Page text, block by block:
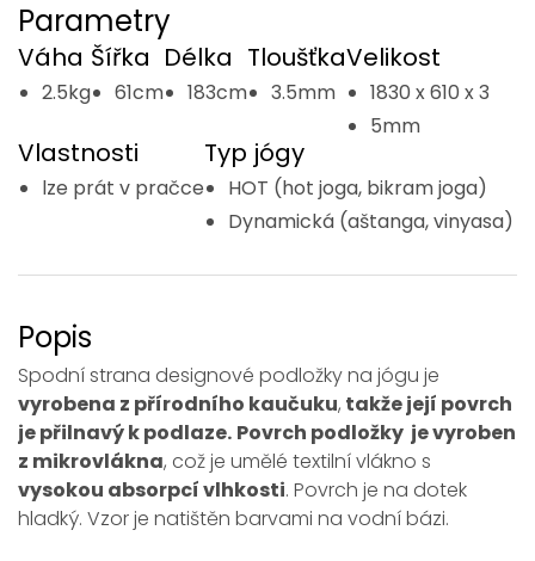
Parametry
Váha
2.5kg
Šířka
61cm
Délka
183cm
Tloušťka
3.5mm
Velikost
1830 x 610 x 3
5mm
Vlastnosti
lze prát v pračce
Typ jógy
HOT (hot joga, bikram joga)
Dynamická (aštanga, vinyasa)
Popis
Spodní strana designové podložky na jógu je
vyrobena z přírodního kaučuku, takže její povrch
je přilnavý k podlaze. Povrch podložky je vyroben
z mikrovlákna, což je umělé textilní vlákno s
vysokou absorpcí vlhkosti. Povrch je na dotek
hladký. Vzor je natištěn barvami na vodní bázi.